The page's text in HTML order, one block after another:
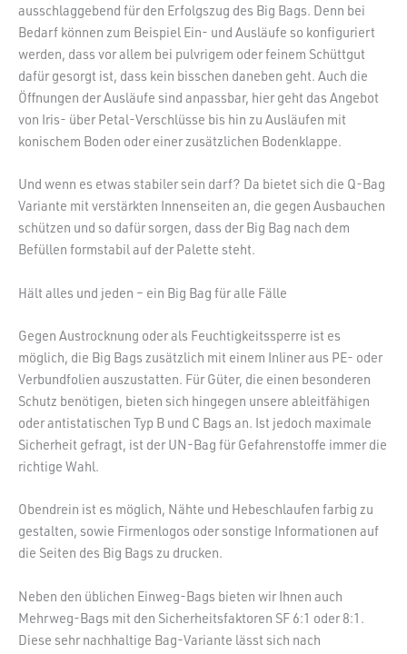
ausschlaggebend für den Erfolgszug des Big Bags. Denn bei
Bedarf können zum Beispiel Ein- und Ausläufe so konfiguriert
werden, dass vor allem bei pulvrigem oder feinem Schüttgut
dafür gesorgt ist, dass kein bisschen daneben geht. Auch die
Öffnungen der Ausläufe sind anpassbar, hier geht das Angebot
von Iris- über Petal-Verschlüsse bis hin zu Ausläufen mit
konischem Boden oder einer zusätzlichen Bodenklappe.
Und wenn es etwas stabiler sein darf? Da bietet sich die Q-Bag
Variante mit verstärkten Innenseiten an, die gegen Ausbauchen
schützen und so dafür sorgen, dass der Big Bag nach dem
Befüllen formstabil auf der Palette steht.
Hält alles und jeden – ein Big Bag für alle Fälle
Gegen Austrocknung oder als Feuchtigkeitssperre ist es
möglich, die Big Bags zusätzlich mit einem Inliner aus PE- oder
Verbundfolien auszustatten. Für Güter, die einen besonderen
Schutz benötigen, bieten sich hingegen unsere ableitfähigen
oder antistatischen Typ B und C Bags an. Ist jedoch maximale
Sicherheit gefragt, ist der UN-Bag für Gefahrenstoffe immer die
richtige Wahl.
Obendrein ist es möglich, Nähte und Hebeschlaufen farbig zu
gestalten, sowie Firmenlogos oder sonstige Informationen auf
die Seiten des Big Bags zu drucken.
Neben den üblichen Einweg-Bags bieten wir Ihnen auch
Mehrweg-Bags mit den Sicherheitsfaktoren SF 6:1 oder 8:1.
Diese sehr nachhaltige Bag-Variante lässt sich nach